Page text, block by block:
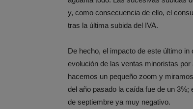
y, como consecuencia de ello, el
tras la última subida del IVA.
De hecho, el impacto de este último
evolución de las ventas minoristas
hacemos un pequeño zoom y
del año pasado la caída fue de un
de septiembre ya muy negativo.